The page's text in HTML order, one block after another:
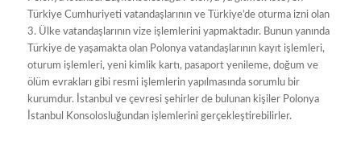
Türkiye Cumhuriyeti vatandaşlarının ve Türkiye’de oturma izni olan
3. Ülke vatandaşlarının vize işlemlerini yapmaktadır. Bunun yanında
Türkiye de yaşamakta olan Polonya vatandaşlarının kayıt işlemleri,
oturum işlemleri, yeni kimlik kartı, pasaport yenileme, doğum ve
ölüm evrakları gibi resmi işlemlerin yapılmasında sorumlu bir
kurumdur. İstanbul ve çevresi şehirler de bulunan kişiler Polonya
İstanbul Konsolosluğundan işlemlerini gerçekleştirebilirler.